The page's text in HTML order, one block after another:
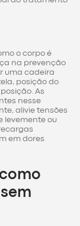
o corpo é
na prevenção
uma cadeira
posição do
As
nesse
alivie tensões
levemente ou
em dores